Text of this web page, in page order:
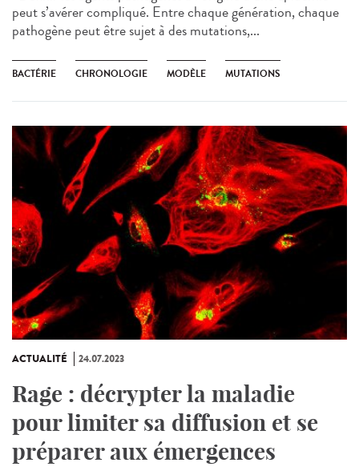
peut s’avérer compliqué. Entre chaque génération, chaque
pathogène peut être sujet à des mutations,...
BACTÉRIE CHRONOLOGIE MODÈLE MUTATIONS
ACTUALITÉ 24.07.2023
Rage : décrypter la maladie
pour limiter sa diffusion et se
préparer aux émergences